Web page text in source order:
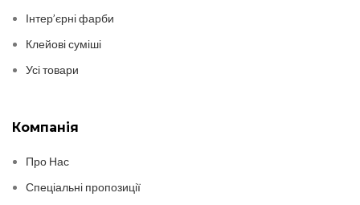
Інтер’єрні фарби
Клейові суміші
Усі товари
Компанія
Про Нас
Спеціальні пропозиції